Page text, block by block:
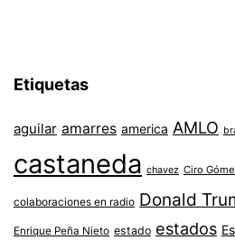
Etiquetas
aguilar amarres america AMLO
castaneda chavez Ciro
colaboraciones en radio Donald
Enrique Peña Nieto estado estados